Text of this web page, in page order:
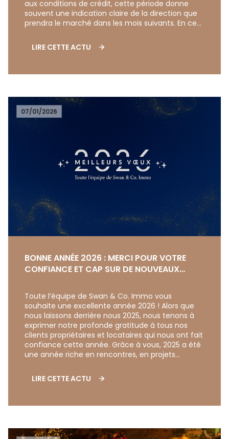
aux conditions de crédit, cette période donne
souvent une indication claire de la direction que
prendra le marché dans les mois suivants. En ce
semble entrer dans une phase de stabilisation
progressive après plusieurs années
comme l'une des villes les plus dynamiques de
LIRE CETTE ACTU
07/01/2026
BONNE ANNÉE 2026 : MERCI POUR VOTRE
CONFIANCE ET CAP SUR DE NOUVEAUX
Toute l’équipe de Swan & Co. Immo vous
souhaite une excellente année 2026 ! Alors que
nous laissons derrière nous 2025, nous tenons à
exprimer notre profonde gratitude à tous nos
clients propriétaires et locataires qui nous ont fait
confiance cette année. Grâce à vous, 2025 a été
une année riche en rencontres, en projets
LIRE CETTE ACTU